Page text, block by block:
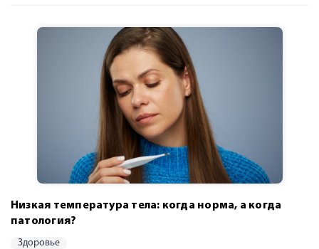
Низкая температура тела: когда норма, а когда
патология?
здоровье